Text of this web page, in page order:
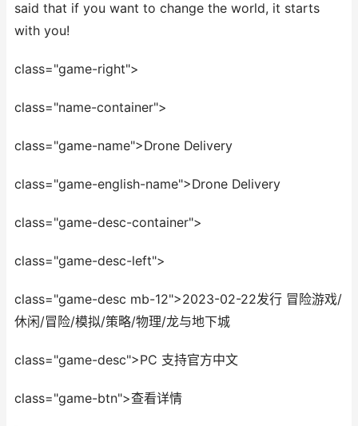
said that if you want to change the world, it starts
with you!
class="game-right">
class="name-container">
class="game-name">Drone Delivery
class="game-english-name">Drone Delivery
class="game-desc-container">
class="game-desc-left">
class="game-desc mb-12">2023-02-22发行 冒险游戏/
休闲/冒险/模拟/策略/物理/龙与地下城
class="game-desc">PC 支持官方中文
class="game-btn">查看详情